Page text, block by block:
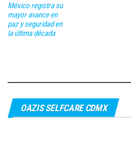
México registra su
mayor avance en
paz y seguridad en
la última década
OAZIS SELFCARE CDMX